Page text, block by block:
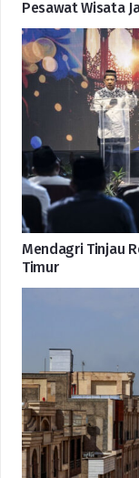
Pesawat Wisata
Mendagri Tinjau
Timur